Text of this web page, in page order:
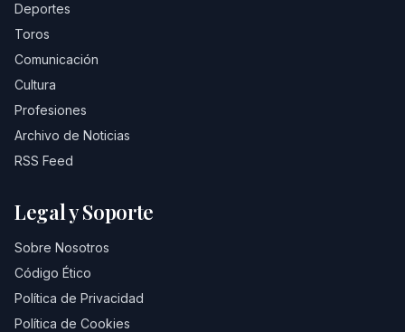
Deportes
Toros
Comunicación
Cultura
Profesiones
Archivo de Noticias
RSS Feed
Legal y Soporte
Sobre Nosotros
Código Ético
Política de Privacidad
Política de Cookies